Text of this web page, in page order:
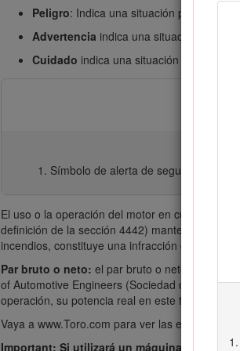
Peligro: Indica una situación peligrosa
Advertencia indica una situación
Cuidado indica una situación
Símbolo de alerta de seguridad
El uso o la operación del motor en cualquier
definición de la sección 4442) mantenido en
incendios, constituye una infracción de la
Par bruto o neto: el par bruto o neto de este
of Automotive Engineers (Sociedad de
operación, su potencia real en este tipo de
Vaya a www.Toro.com para ver las
Important: Si utilizará un máquina con